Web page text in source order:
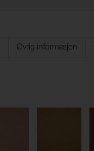
Øvrig informasjon